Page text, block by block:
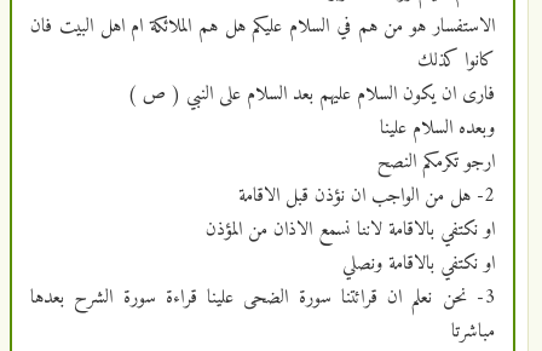
الاستفسار هو من هم في السلام عليكم هل هم الملائكة ام اهل البيت فان
كانوا كذلك
فارى ان يكون السلام عليهم بعد السلام على النبي ( ص )
وبعده السلام علينا
ارجو تكرمكم النصح
2- هل من الواجب ان نؤذن قبل الاقامة
او نكتفي بالاقامة لاننا نسمع الاذان من المؤذن
او نكتفي بالاقامة ونصلي
3- نحن نعلم ان قرائتنا سورة الضحى علينا قراءة سورة الشرح بعدها
مباشرتا